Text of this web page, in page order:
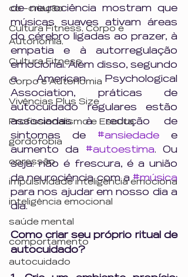
co -criação
Cultura Fitness, Corpo e
Autonomia,
Cultura Fitness
Corpo e Autonomia
Vivências Plus Size
Profissionalismo e Escuta
gordofobia
opressão
impulsividade inteligência emociona
inteligência emocional
saúde mental
comportamento
autocuidado
de neurociência mostram que
músicas suaves ativam áreas
do cérebro ligadas ao prazer, à
empatia e à autorregulação
emocional. Além disso, segundo
a American Psychological
Association, práticas de
autocuidado regulares estão
associadas à redução de
sintomas de #ansiedade e
aumento da #autoestima. Ou
seja: não é frescura, é a união
da neurociência com a #música
para nos ajudar em nosso dia a
dia.
Como criar seu próprio ritual de
autocuidado?